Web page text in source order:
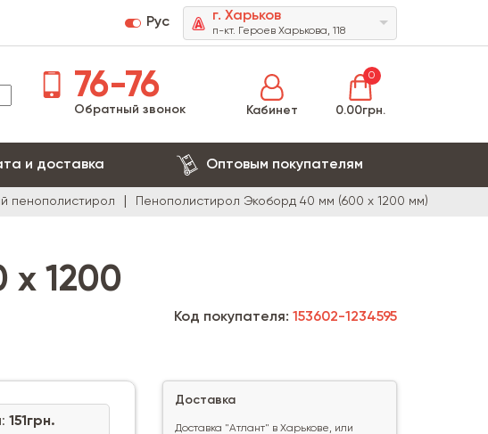
Рус г. Харьков
п-кт. Героев Харькова, 118
76-76
Обратный звонок Кабинет
0
0.00грн.
и доставка Оптовым покупателям
пенополистирол Пенополистирол Экоборд 40 мм (600 х 1200 мм)
х 1200
151грн.
Код покупателя: 153602-1234595
Доставка
Доставка "Атлант" в Харькове, или